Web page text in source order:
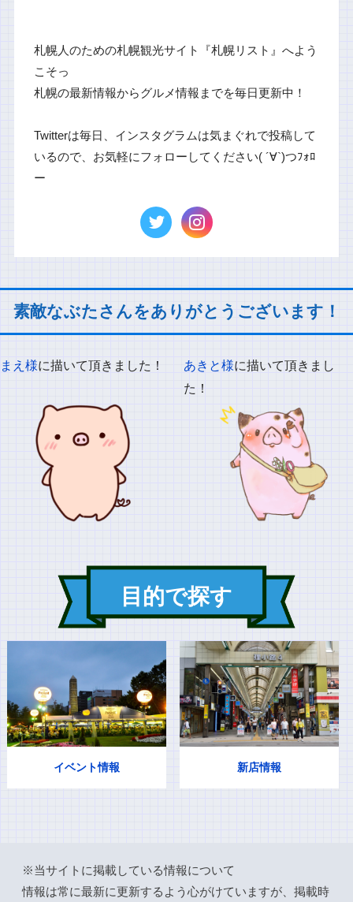
札幌人のための札幌観光サイト『札幌リスト』へよう
こそっ
札幌の最新情報からグルメ情報までを毎日更新中！
Twitterは毎日、インスタグラムは気まぐれで投稿して
いるので、お気軽にフォローしてください( ´∀`)つﾌｫﾛ
ー
素敵なぶたさんをありがとうございます！
まえ様に描いて頂きました！ あきと様に描いて頂きまし
た！
目的で探す
イベント情報 新店情報
※当サイトに掲載している情報について
情報は常に最新に更新するよう心がけていますが、掲載時